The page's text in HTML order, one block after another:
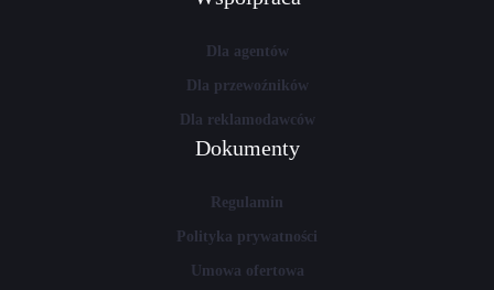
Dla agentów
Dla przewoźników
Dla reklamodawców
Dokumenty
Regulamin
Polityka prywatności
Umowa ofertowa